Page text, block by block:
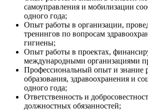
самоуправления и мобилизации
одного года;
Опыт работы в организации,
тренингов по вопросам
гигиены;
Опыт работы в проектах,
международными организациями
Профессиональный опыт и знание
образования, здравоохранения и
одного года;
Ответственность и
должностных обязанностей;